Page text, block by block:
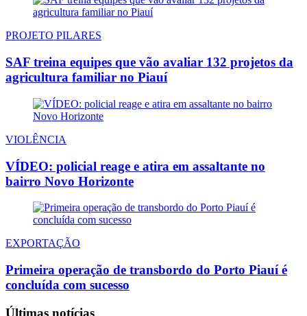
PROJETO PILARES
SAF treina equipes que vão avaliar 132 projetos da
agricultura familiar no Piauí
VIOLÊNCIA
VÍDEO: policial reage e atira em assaltante no
bairro Novo Horizonte
EXPORTAÇÃO
Primeira operação de transbordo do Porto Piauí é
concluída com sucesso
Últimas notícias